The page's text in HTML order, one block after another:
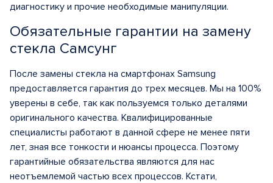
диагностику и прочие необходимые манипуляции.
Обязательные гарантии на замену
стекла Самсунг
После замены стекла на смартфонах Samsung
предоставляется гарантия до трех месяцев. Мы на 100%
уверены в себе, так как пользуемся только деталями
оригинального качества. Квалифицированные
специалисты работают в данной сфере не менее пяти
лет, зная все тонкости и нюансы процесса. Поэтому
гарантийные обязательства являются для нас
неотъемлемой частью всех процессов. Кстати,